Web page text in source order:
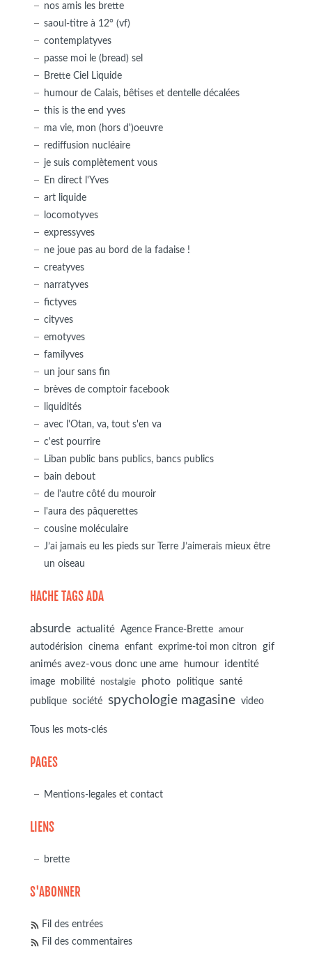
nos amis les brette
saoul-titre à 12° (vf)
contemplatyves
passe moi le (bread) sel
Brette Ciel Liquide
humour de Calais, bêtises et dentelle décalées
this is the end yves
ma vie, mon (hors d')oeuvre
rediffusion nucléaire
je suis complètement vous
En direct l'Yves
art liquide
locomotyves
expressyves
ne joue pas au bord de la fadaise !
creatyves
narratyves
fictyves
cityves
emotyves
familyves
un jour sans fin
brèves de comptoir facebook
liquidités
avec l'Otan, va, tout s'en va
c'est pourrire
Liban public bans publics, bancs publics
bain debout
de l'autre côté du mouroir
l'aura des pâquerettes
cousine moléculaire
J’ai jamais eu les pieds sur Terre J’aimerais mieux être
un oiseau
HACHE TAGS ADA
absurde actualité Agence France-Brette amour
autodérision cinema enfant exprime-toi mon citron
gif
animés avez-vous donc une ame
humour identité
image mobilité nostalgie photo politique
santé
publique
société spychologie magasine video
Tous les mots-clés
PAGES
Mentions-legales et contact
LIENS
brette
S'ABONNER
Fil des entrées
Fil des commentaires